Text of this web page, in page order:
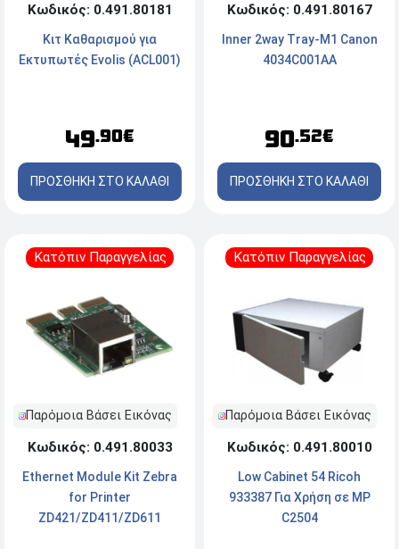
Κωδικός: 0.491.80181
Κιτ Καθαρισμού για
Εκτυπωτές Evolis (ACL001)
49.90€
ΠΡΟΣΘΗΚΗ ΣΤΟ ΚΑΛΑΘΙ
Κωδικός: 0.491.80167
Inner 2way Tray-M1 Canon
4034C001AA
90.52€
ΠΡΟΣΘΗΚΗ ΣΤΟ ΚΑΛΑΘΙ
Κατόπιν Παραγγελίας
Παρόμοια Βάσει Εικόνας
Κωδικός: 0.491.80033
Ethernet Module Kit Zebra
for Printer
ZD421/ZD411/ZD611
Κατόπιν Παραγγελίας
Παρόμοια Βάσει Εικόνας
Κωδικός: 0.491.80010
Low Cabinet 54 Ricoh
933387 Για Χρήση σε MP
C2504